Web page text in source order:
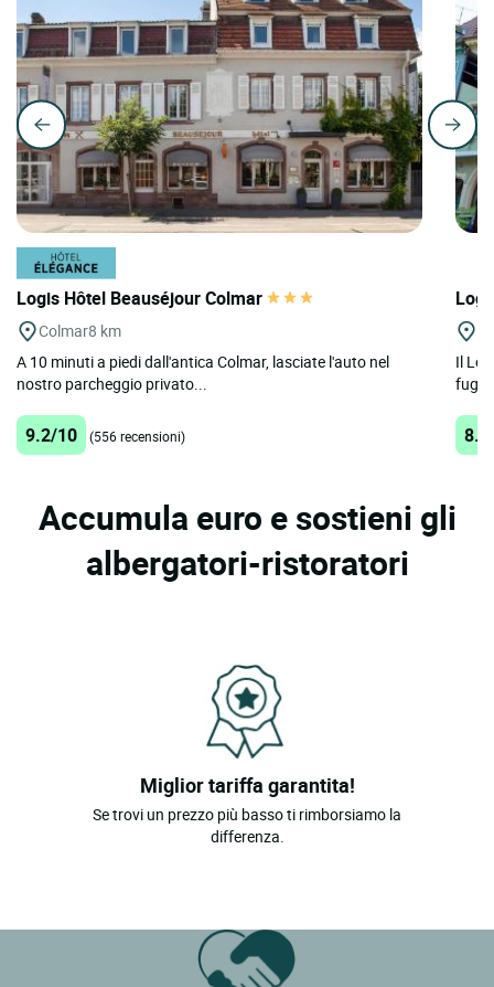
Logis Hôtel Beauséjour Colmar
Colmar8 km
A 10 minuti a piedi dall'antica Colmar, lasciate l'auto nel
nostro parcheggio privato...
9.2/10 (556 recensioni)
Il
fuga
Accumula euro e sostieni gli
albergatori-ristoratori
Miglior tariffa garantita!
Se trovi un prezzo più basso ti rimborsiamo la
differenza.